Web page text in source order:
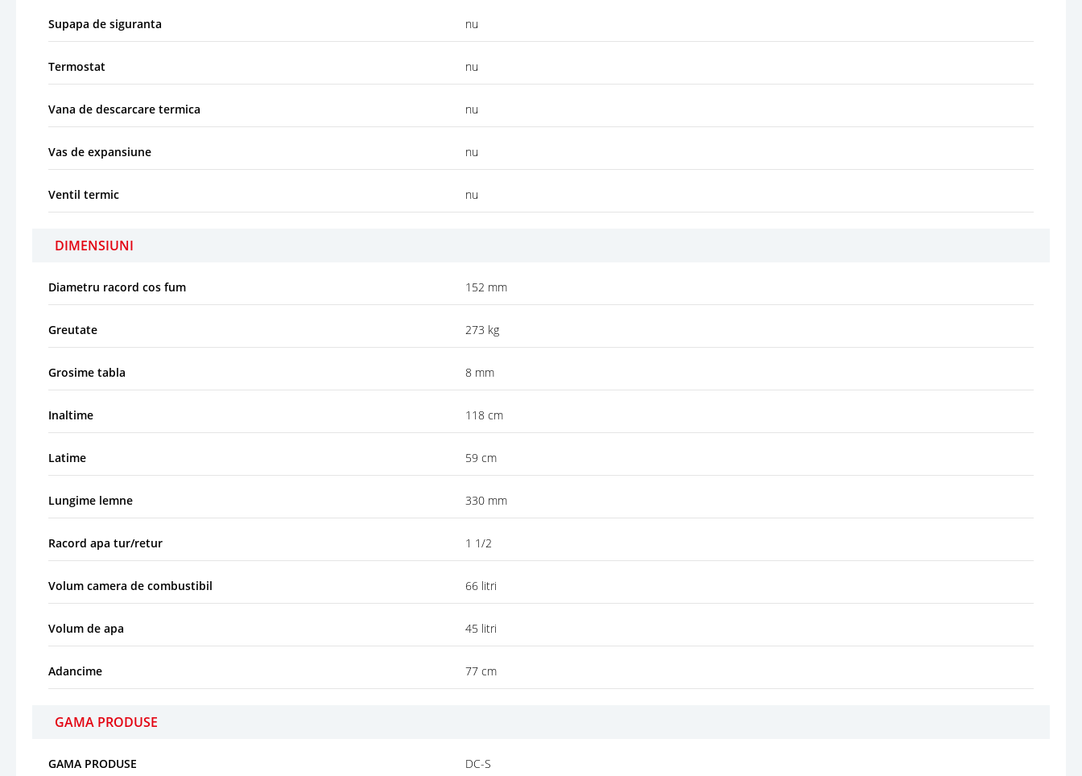
Supapa de siguranta nu
Termostat nu
Vana de descarcare termica nu
Vas de expansiune nu
Ventil termic nu
DIMENSIUNI
Diametru racord cos fum 152 mm
Greutate 273 kg
Grosime tabla 8 mm
Inaltime 118 cm
Latime 59 cm
Lungime lemne 330 mm
Racord apa tur/retur 1 1/2
Volum camera de combustibil 66 litri
Volum de apa 45 litri
Adancime 77 cm
GAMA PRODUSE
GAMA PRODUSE DC-S